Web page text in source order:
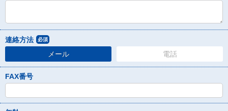
連絡方法 必須
メール 電話
FAX番号